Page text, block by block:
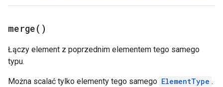
merge( )
Łączy element z poprzednim elementem tego samego
typu.
Można scalać tylko elementy tego samego ElementType .